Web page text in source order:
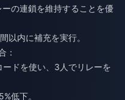
の連鎖を維持することを優
以内に補充を実行。
：
ドを使い、3人でリレーを
低下。